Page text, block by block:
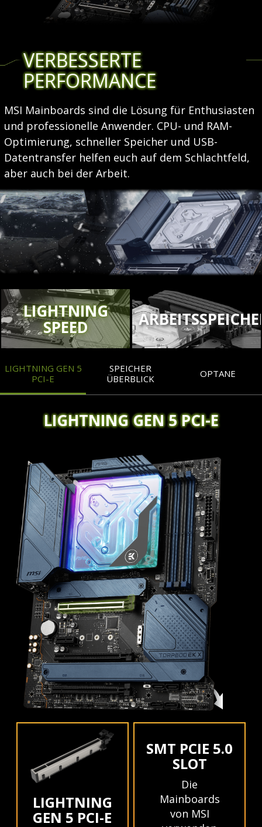
VERBESSERTE
PERFORMANCE
MSI Mainboards sind die Lösung für Enthusiasten
und professionelle Anwender. CPU- und RAM-
Optimierung, schneller Speicher und USB-
Datentransfer helfen euch auf dem Schlachtfeld,
aber auch bei der Arbeit.
LIGHTNING
SPEED
LIGHTNING GEN 5
PCI-E
SPEICHER
ÜBERBLICK
OPTANE
LIGHTNING GEN 5 PCI-E
LIGHTNING
GEN 5 PCI-E
SMT PCIE 5.0
SLOT
Die
Mainboards
von MSI